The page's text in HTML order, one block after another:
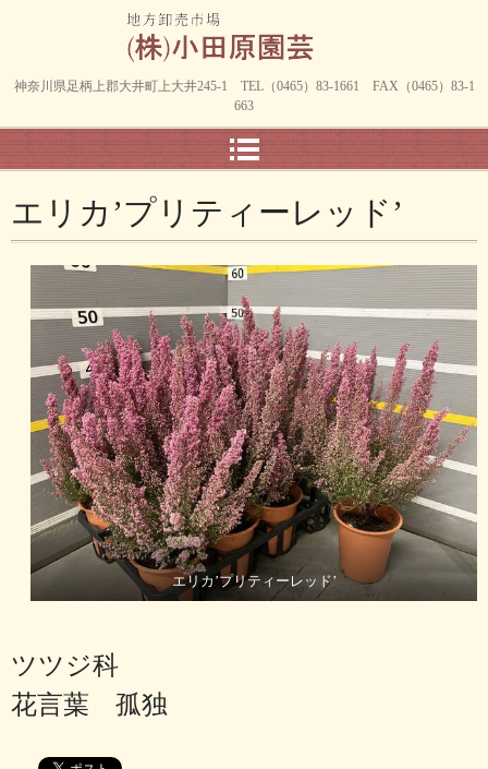
神奈川県足柄上郡大井町上大井245-1 TEL（0465）83-1661 FAX（0465）83-1
663
エリカ’プリティーレッド’
エリカ’プリティーレッド’
ツツジ科
花言葉 孤独